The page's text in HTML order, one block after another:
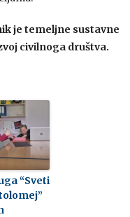
je temeljne sustavne
civilnoga društva.
“Sveti